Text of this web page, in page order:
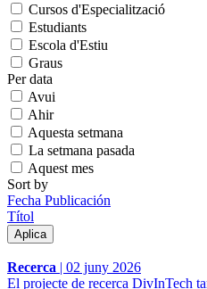
Cursos d'Especialització
Estudiants
Escola d'Estiu
Graus
Per data
Avui
Ahir
Aquesta setmana
La setmana pasada
Aquest mes
Sort by
Fecha Publicación
Títol
Recerca | 02 juny 2026
El projecte de recerca DivInTech